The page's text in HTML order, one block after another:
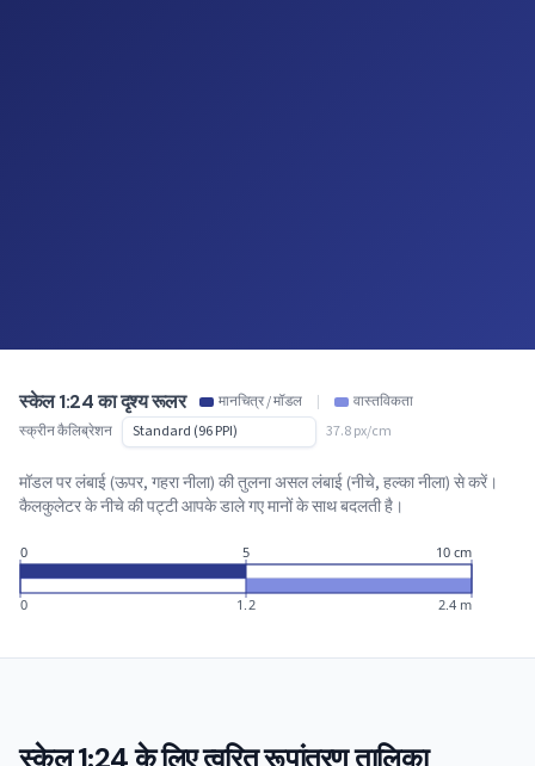
स्केल 1:24 का दृश्य रूलर मानचित्र / मॉडल |
वास्तविकता
स्क्रीन कैलिब्रेशन
37.8 px/cm
मॉडल पर लंबाई (ऊपर, गहरा नीला) की तुलना असल लंबाई (नीचे, हल्का नीला) से करें।
कैलकुलेटर के नीचे की पट्टी आपके डाले गए मानों के साथ बदलती है।
0
0
5
1.2
10 cm
2.4 m
स्केल 1:24 के लिए त्वरित रूपांतरण तालिका